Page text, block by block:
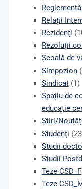
Relații
Rezidenți
Rezoluții
Școală de
Simpozion
Sindicat(1)
Spațiu de
educație
Știri/
Studenți
Studii
Studii
Teze CSD_F
Teze